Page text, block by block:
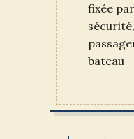
fixée
bateau